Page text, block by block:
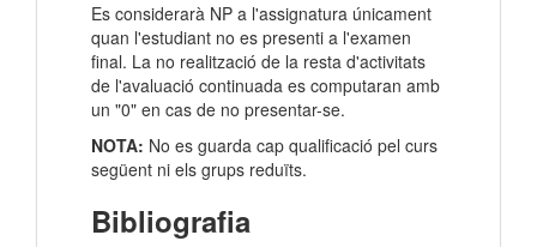
Es considerarà NP a l'assignatura únicament
quan l'estudiant no es presenti a l'examen
final. La no realització de la resta d'activitats
de l'avaluació continuada es computaran amb
un "0" en cas de no presentar-se.
NOTA: No es guarda cap qualificació pel curs
següent ni els grups reduïts.
Bibliografia